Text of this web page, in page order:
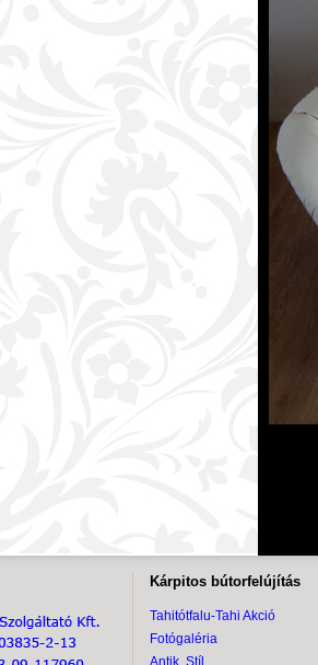
Kárpitos bútorfelújítás
Tahitótfalu-Tahi Akció
Fotógaléria